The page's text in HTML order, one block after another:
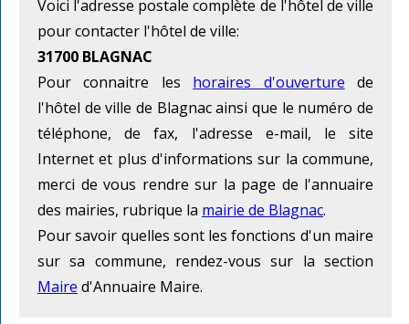
Voici l'adresse postale complète de l'hôtel de ville
pour contacter l'hôtel de ville:
31700 BLAGNAC
Pour connaitre les horaires d'ouverture de
l'hôtel de ville de Blagnac ainsi que le numéro de
téléphone, de fax, l'adresse e-mail, le site
Internet et plus d'informations sur la commune,
merci de vous rendre sur la page de l'annuaire
des mairies, rubrique la mairie de Blagnac.
Pour savoir quelles sont les fonctions d'un maire
sur sa commune, rendez-vous sur la section
Maire d'Annuaire Maire.